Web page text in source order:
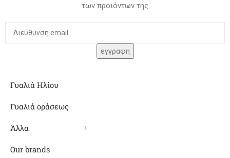
των προιόντων της
Γυαλιά Ηλίου
Γυαλιά οράσεως
Άλλα
Our brands